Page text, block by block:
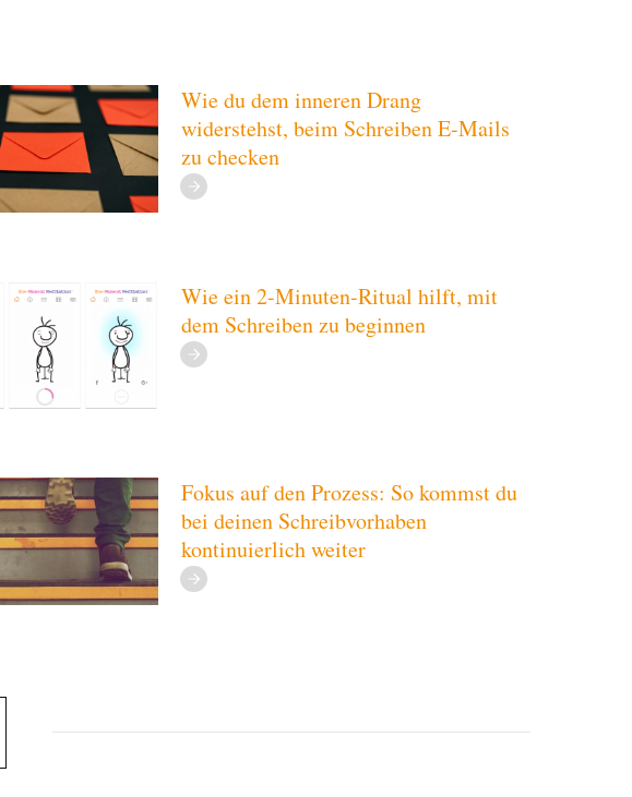
Wie du dem inneren Drang
widerstehst, beim Schreiben E-Mails
zu checken
Wie ein 2-Minuten-Ritual hilft, mit
dem Schreiben zu beginnen
Fokus auf den Prozess: So kommst du
bei deinen Schreibvorhaben
kontinuierlich weiter